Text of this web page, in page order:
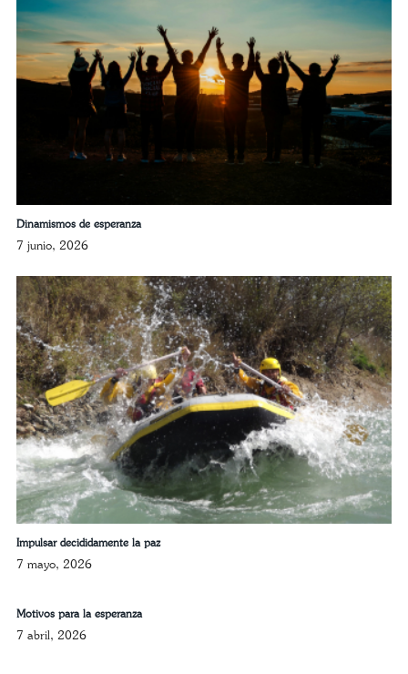
Dinamismos de esperanza
7 junio, 2026
Impulsar decididamente la paz
7 mayo, 2026
Motivos para la esperanza
7 abril, 2026